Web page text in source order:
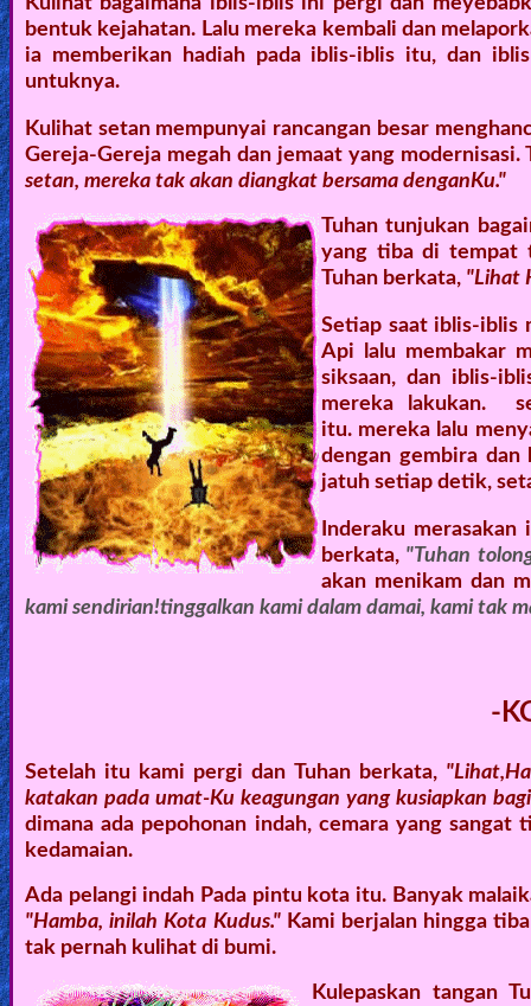
bentuk kejahatan. Lalu mereka kembali dan
ia memberikan hadiah pada iblis-iblis itu, dan
untuknya.
Kulihat setan mempunyai rancangan besar
Gereja-Gereja megah dan jemaat yang modernisasi.
setan, mereka tak akan diangkat bersama denganKu."
Tuhan tunjukan
yang tiba di tempat
Tuhan berkata, "Lihat
Setiap saat iblis-iblis
Api lalu membakar
siksaan, dan iblis-
mereka lakukan.
itu. mereka lalu
dengan gembira
jatuh setiap detik,
Inderaku
berkata, "Tuhan
akan menikam dan
kami sendirian!tinggalkan kami dalam damai, kami tak
-
Setelah itu kami pergi dan Tuhan berkata,
katakan pada umat-Ku keagungan yang kusiapkan
dimana ada pepohonan indah, cemara yang sangat
kedamaian.
Ada pelangi indah Pada pintu kota itu. Banyak
"Hamba, inilah Kota Kudus."Kami berjalan hingga
tak pernah kulihat di bumi.
Kulepaskan tangan